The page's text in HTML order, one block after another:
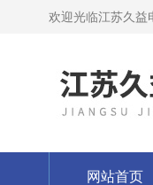
欢迎光临江苏久益
网站首页